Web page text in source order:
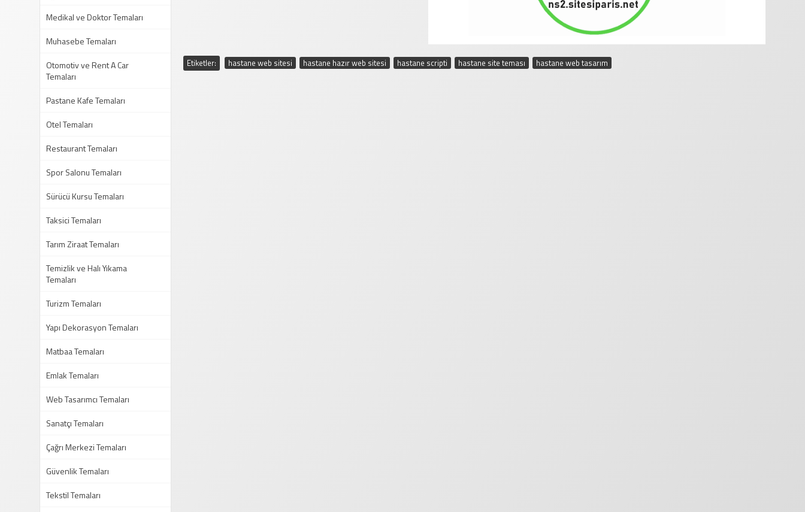
Medikal ve Doktor Temaları
Muhasebe Temaları
Otomotiv ve Rent A Car
Temaları
Pastane Kafe Temaları
Otel Temaları
Restaurant Temaları
Spor Salonu Temaları
Sürücü Kursu Temaları
Taksici Temaları
Tarım Ziraat Temaları
Temizlik ve Halı Yıkama
Temaları
Turizm Temaları
Yapı Dekorasyon Temaları
Matbaa Temaları
Emlak Temaları
Web Tasarımcı Temaları
Sanatçı Temaları
Çağrı Merkezi Temaları
Güvenlik Temaları
Tekstil Temaları
Etiketler: hastane web sitesi hastane hazır web sitesi hastane scripti hastane site teması hastane web tasarım